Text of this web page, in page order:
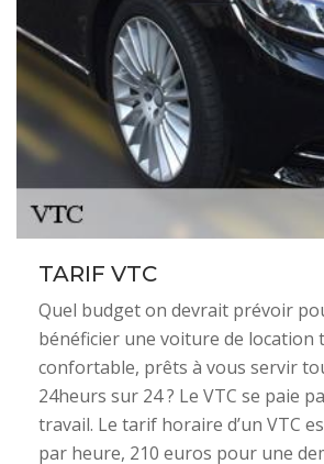
TARIF VTC
Quel budget on devrait prévoir
bénéficier une voiture de location
confortable, prêts à vous servir
24heurs sur 24 ? Le VTC se paie
travail. Le tarif horaire d’un VTC
par heure, 210 euros pour une